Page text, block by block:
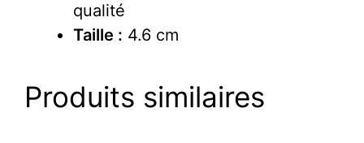
qualité
Taille : 4.6 cm
Produits similaires